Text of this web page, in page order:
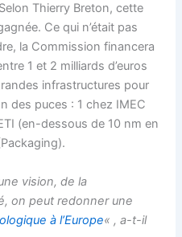
Thierry Breton, cette
Ce qui n’était pas
la Commission financera
1 et 2 milliards d’euros
infrastructures pour
des puces : 1 chez IMEC
(en-dessous de 10 nm en
vision, de la
on peut redonner une
à l’Europe« , a-t-il